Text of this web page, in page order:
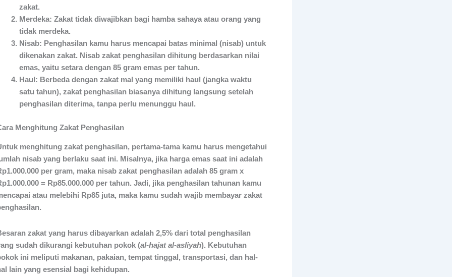
zakat.
Merdeka: Zakat tidak diwajibkan bagi hamba sahaya atau orang yang
tidak merdeka.
Nisab: Penghasilan kamu harus mencapai batas minimal (nisab) untuk
dikenakan zakat. Nisab zakat penghasilan dihitung berdasarkan nilai
emas, yaitu setara dengan 85 gram emas per tahun.
Haul: Berbeda dengan zakat mal yang memiliki haul (jangka waktu
satu tahun), zakat penghasilan biasanya dihitung langsung setelah
penghasilan diterima, tanpa perlu menunggu haul.
Menghitung Zakat Penghasilan
menghitung zakat penghasilan, pertama-tama kamu harus mengetahui
nisab yang berlaku saat ini. Misalnya, jika harga emas saat ini adalah
per gram, maka nisab zakat penghasilan adalah 85 gram x
= Rp85.000.000 per tahun. Jadi, jika penghasilan tahunan kamu
atau melebihi Rp85 juta, maka kamu sudah wajib membayar zakat
zakat yang harus dibayarkan adalah 2,5% dari total penghasilan
sudah dikurangi kebutuhan pokok (al-hajat al-asliyah). Kebutuhan
ini meliputi makanan, pakaian, tempat tinggal, transportasi, dan hal-
lain yang esensial bagi kehidupan.